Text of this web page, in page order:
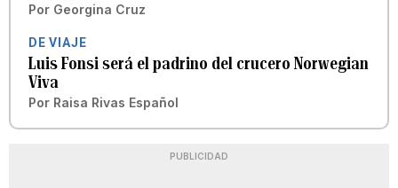
Por Georgina Cruz
DE VIAJE
Luis Fonsi será el padrino del crucero Norwegian
Viva
Por Raisa Rivas Español
PUBLICIDAD